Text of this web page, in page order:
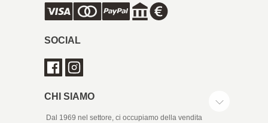
SOCIAL
CHI SIAMO
Dal 1969 nel settore, ci occupiamo della vendita